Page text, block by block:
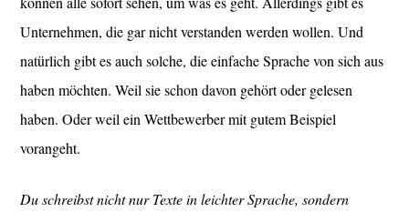
Unternehmen, die gar nicht verstanden werden wollen. Und
natürlich gibt es auch solche, die einfache Sprache von sich aus
haben möchten. Weil sie schon davon gehört oder gelesen
haben. Oder weil ein Wettbewerber mit gutem Beispiel
vorangeht.
Du schreibst nicht nur Texte in leichter Sprache, sondern